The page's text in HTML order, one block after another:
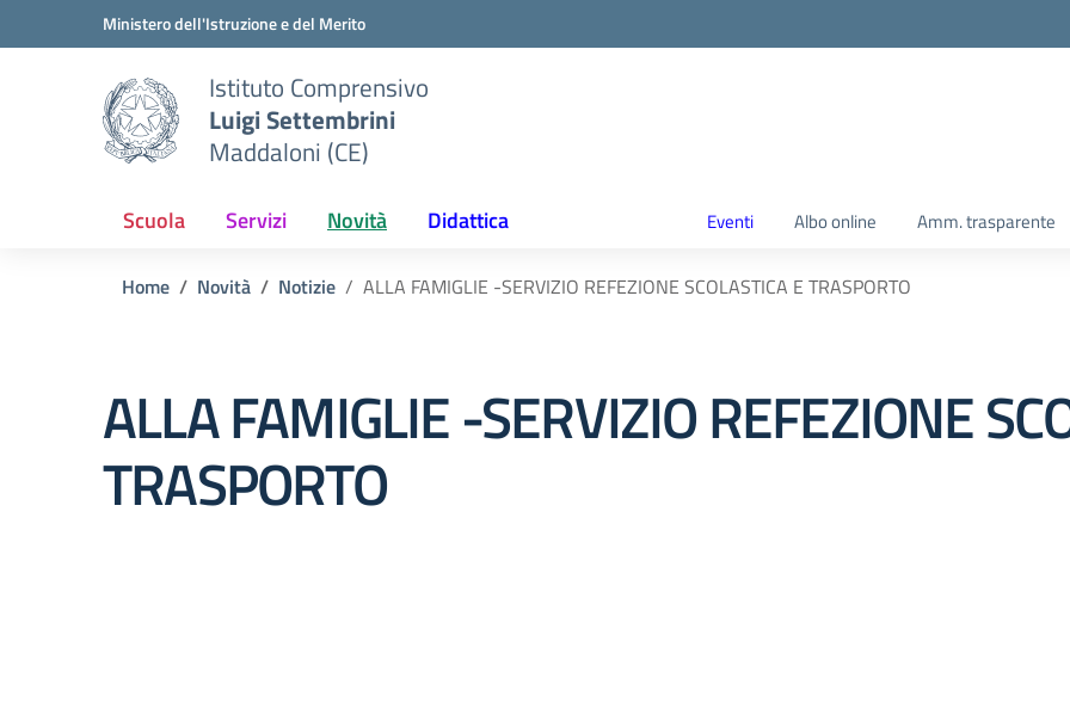
Vai ai contenuti
Vai al menu di navigazioneMinistero dell'Istruzione e del Merito
Istituto Comprensivo
Luigi Settembrini
Maddaloni (CE)
Scuola Servizi Novità Didattica Eventi Albo online Amm. trasparente
Home Novità Notizie ALLA FAMIGLIE -SERVIZIO REFEZIONE SCOLASTICA E TRASPORTO
ALLA FAMIGLIE -SERVIZIO REFEZIONE
TRASPORTO